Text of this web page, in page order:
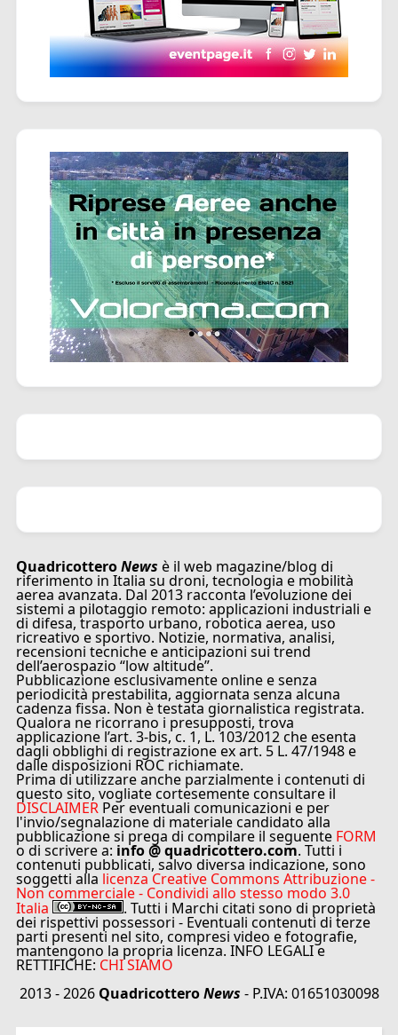
QuadricotteroNews è il web magazine/blog di
riferimento in Italia su droni, tecnologia e mobilità
aerea avanzata. Dal 2013 racconta l’evoluzione dei
sistemi a pilotaggio remoto: applicazioni industriali e
di difesa, trasporto urbano, robotica aerea, uso
ricreativo e sportivo. Notizie, normativa, analisi,
recensioni tecniche e anticipazioni sui trend
dell’aerospazio “low altitude”.
Pubblicazione esclusivamente online e senza
periodicità prestabilita, aggiornata senza alcuna
cadenza fissa. Non è testata giornalistica registrata.
Qualora ne ricorrano i presupposti, trova
applicazione l’art. 3-bis, c. 1, L. 103/2012 che esenta
dagli obblighi di registrazione ex art. 5 L. 47/1948 e
dalle disposizioni ROC richiamate.
Prima di utilizzare anche parzialmente i contenuti di
questo sito, vogliate cortesemente consultare il
DISCLAIMER Per eventuali comunicazioni e per
l'invio/segnalazione di materiale candidato alla
pubblicazione si prega di compilare il seguente FORM
o di scrivere a: info @ quadricottero.com. Tutti i
contenuti pubblicati, salvo diversa indicazione, sono
soggetti alla licenza Creative Commons Attribuzione -
Non commerciale - Condividi allo stesso modo 3.0
Italia . Tutti i Marchi citati sono di proprietà
dei rispettivi possessori - Eventuali contenuti di terze
parti presenti nel sito, compresi video e fotografie,
mantengono la propria licenza. INFO LEGALI e
RETTIFICHE: CHI SIAMO
2013 - 2026 QuadricotteroNews - P.IVA: 01651030098